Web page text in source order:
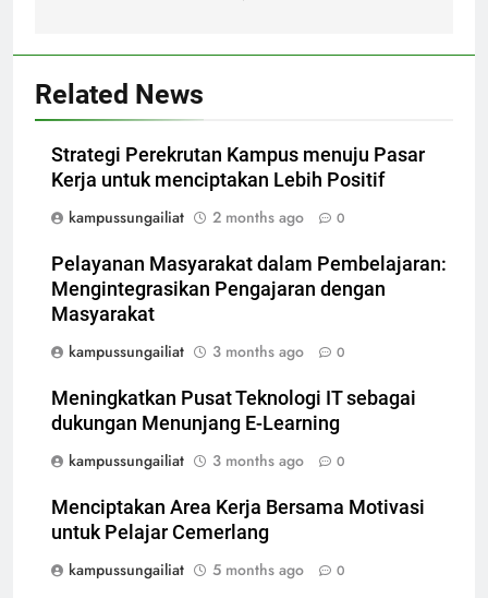
Related News
Strategi Perekrutan Kampus menuju Pasar
Kerja untuk menciptakan Lebih Positif
kampussungailiat
2 months ago 0
Pelayanan Masyarakat dalam Pembelajaran:
Mengintegrasikan Pengajaran dengan
Masyarakat
kampussungailiat
3 months ago 0
Meningkatkan Pusat Teknologi IT sebagai
dukungan Menunjang E-Learning
kampussungailiat
3 months ago 0
Menciptakan Area Kerja Bersama Motivasi
untuk Pelajar Cemerlang
kampussungailiat
5 months ago 0